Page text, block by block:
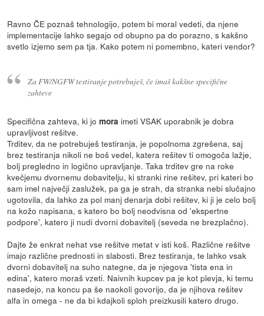
Ravno ČE poznaš tehnologijo, potem bi moral vedeti, da njene
implementacije lahko segajo od obupno pa do porazno, s kakšno
svetlo izjemo sem pa tja. Kako potem ni pomembno, kateri vendor?
Za FW/NGFW testiranje potrebuješ, če imaš kakšne specifične
zahteve
Specifična zahteva, ki jomoraimeti VSAK uporabnik je dobra
upravljivost rešitve.
Trditev, da ne potrebuješ testiranja, je popolnoma zgrešena, saj
brez testiranja nikoli ne boš vedel, katera rešitev ti omogoča lažje,
bolj pregledno in logično upravljanje. Taka trditev gre na roke
kvečjemu dvornemu dobavitelju, ki stranki rine rešitev, pri kateri bo
sam imel največji zaslužek, pa ga je strah, da stranka nebi slučajno
ugotovila, da lahko za pol manj denarja dobi rešitev, ki ji je celo bolj
na kožo napisana, s katero bo bolj neodvisna od 'ekspertne
podpore', katero ji nudi dvorni dobavitelj (seveda ne brezplačno).
Dajte že enkrat nehat vse rešitve metat v isti koš. Različne rešitve
imajo različne prednosti in slabosti. Brez testiranja, te lahko vsak
dvorni dobavitelj na suho nategne, da je njegova 'tista ena in
edina', katero moraš vzeti. Naivnih kupcev pa je kot plevja, ki temu
nasedejo, na koncu pa še naokoli govorijo, da je njihova rešitev
alfa in omega - ne da bi kdajkoli sploh preizkusili katero drugo.